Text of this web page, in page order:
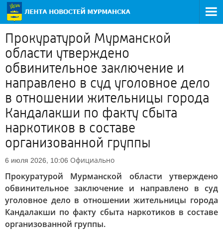
Прокуратурой Мурманской
области утверждено
обвинительное заключение и
направлено в суд уголовное дело
в отношении жительницы города
Кандалакши по факту сбыта
наркотиков в составе
организованной группы
6 июля 2026, 10:06 Официально
Прокуратурой Мурманской области утверждено
обвинительное заключение и направлено в суд
уголовное дело в отношении жительницы города
Кандалакши по факту сбыта наркотиков в составе
организованной группы.